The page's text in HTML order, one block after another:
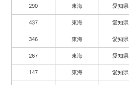
290 東海 愛知県
437 東海 愛知県
346 東海 愛知県
267 東海 愛知県
147 東海 愛知県